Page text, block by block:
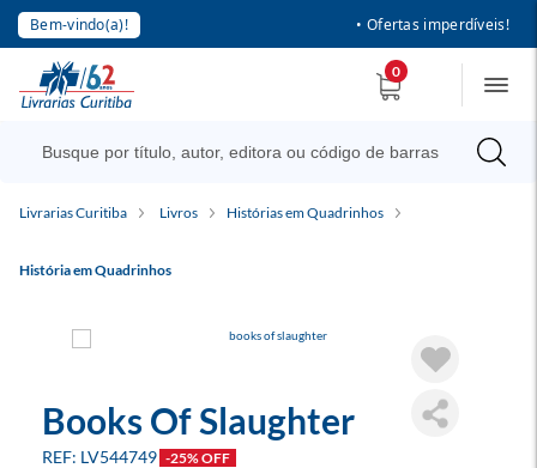
Bem-vindo(a)! • Ofertas imperdíveis!
0
Livrarias Curitiba Livros Histórias em Quadrinhos
História em Quadrinhos
Books Of Slaughter
LV544749 -25% OFF